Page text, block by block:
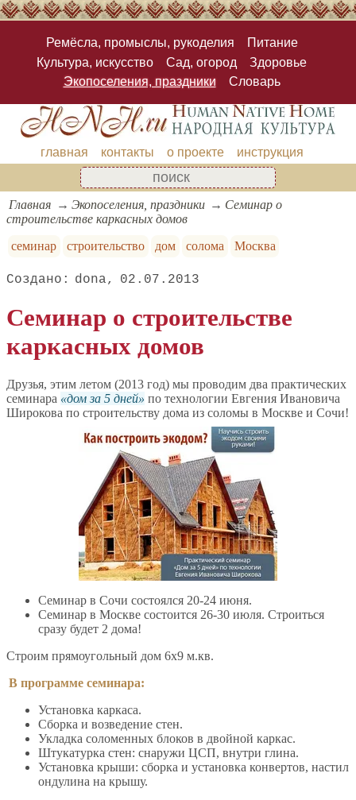
Ремёсла, промыслы, рукоделия
Питание
Культура, искусство
Сад, огород
Здоровье
Экопоселения, праздники
Словарь
главная контакты о проекте инструкция
Главная Экопоселения, праздники
Семинар о
строительстве каркасных домов
семинар
строительство дом солома Москва
dona 02.07.2013
Семинар о строительстве
каркасных домов
Друзья, этим летом (2013 год) мы проводим два практических
семинара
дом за 5 дней
по технологии Евгения Ивановича
Широкова по строительству дома из соломы в Москве и Сочи!
Семинар в Сочи состоялся 20-24 июня.
Семинар в Москве состоится 26-30 июля. Строиться
сразу будет 2 дома!
Строим прямоугольный дом 6х9 м.кв.
В программе семинара:
Установка каркаса.
Сборка и возведение стен.
Укладка соломенных блоков в двойной каркас.
Штукатурка стен: снаружи ЦСП, внутри глина.
Установка крыши: сборка и установка конвертов, настил
ондулина на крышу.